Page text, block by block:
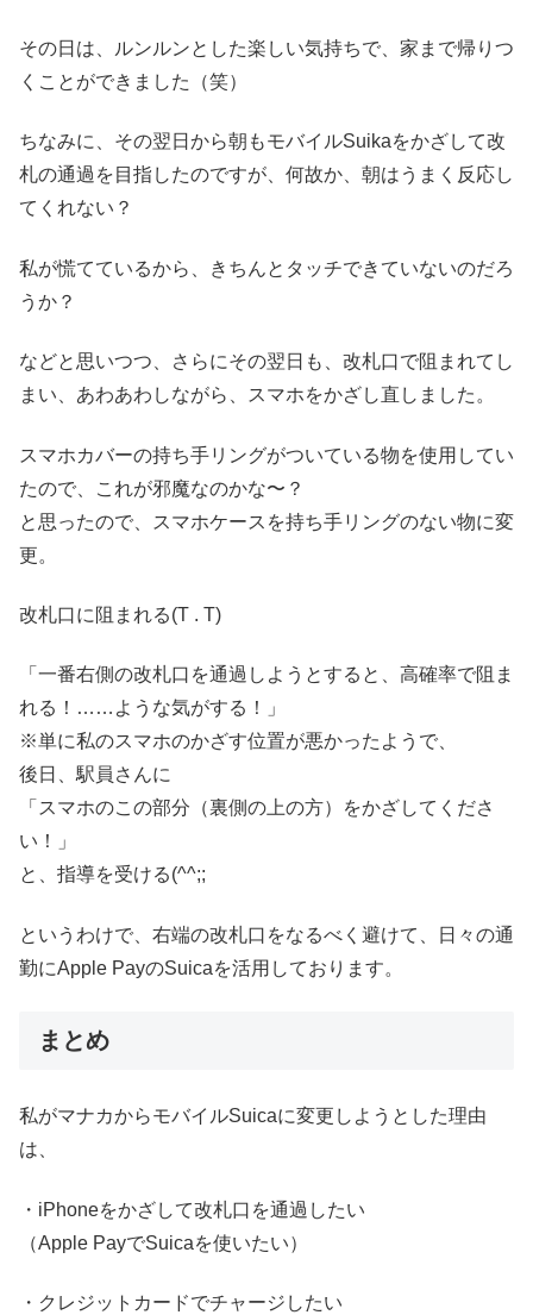
その日は、ルンルンとした楽しい気持ちで、家まで帰りつ
くことができました（笑）
ちなみに、その翌日から朝もモバイルSuikaをかざして改
札の通過を目指したのですが、何故か、朝はうまく反応し
てくれない？
私が慌てているから、きちんとタッチできていないのだろ
うか？
などと思いつつ、さらにその翌日も、改札口で阻まれてし
まい、あわあわしながら、スマホをかざし直しました。
スマホカバーの持ち手リングがついている物を使用してい
たので、これが邪魔なのかな〜？
と思ったので、スマホケースを持ち手リングのない物に変
更。
改札口に阻まれる(T . T)
「一番右側の改札口を通過しようとすると、高確率で阻ま
れる！……ような気がする！」
※単に私のスマホのかざす位置が悪かったようで、
後日、駅員さんに
「スマホのこの部分（裏側の上の方）をかざしてくださ
い！」
と、指導を受ける(^^;;
というわけで、右端の改札口をなるべく避けて、日々の通
勤にApple PayのSuicaを活用しております。
まとめ
私がマナカからモバイルSuicaに変更しようとした理由
は、
・iPhoneをかざして改札口を通過したい
（Apple PayでSuicaを使いたい）
・クレジットカードでチャージしたい